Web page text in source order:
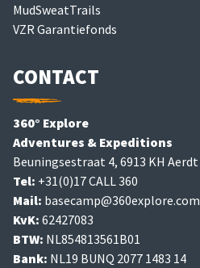
MudSweatTrails
VZR Garantiefonds
CONTACT
360° Explore
Adventures & Expeditions
Beuningsestraat 4, 6913 KH Aerdt
Tel: +31(0)17 CALL 360
Mail: basecamp@360explore.com
KvK: 62427083
BTW: NL854813561B01
Bank: NL19 BUNQ 2077 1483 14